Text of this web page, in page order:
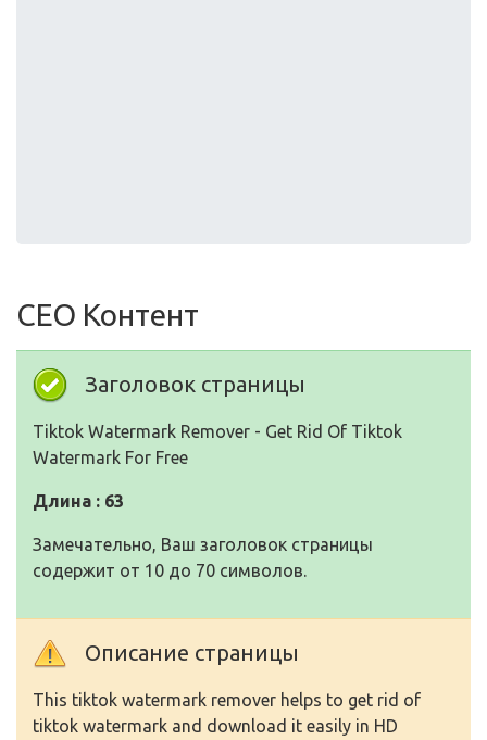
СЕО Контент
Заголовок страницы
Tiktok Watermark Remover - Get Rid Of Tiktok
Watermark For Free
Длина : 63
Замечательно, Ваш заголовок страницы
содержит от 10 до 70 символов.
Описание страницы
This tiktok watermark remover helps to get rid of
tiktok watermark and download it easily in HD